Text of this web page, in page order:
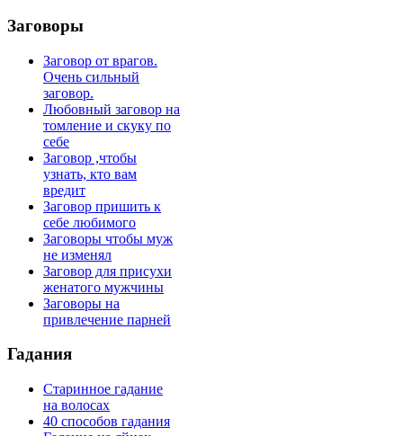
Заговоры
Заговор от врагов.
Очень сильный
заговор.
Любовный заговор на
томление и скуку по
себе
Заговор ,чтобы
узнать, кто вам
вредит
Заговор пришить к
себе любимого
Заговоры чтобы муж
не изменял
Заговор для присухи
женатого мужчины
Заговоры на
привлечение парней
Гадания
Старинное гадание
на волосах
40 способов гадания